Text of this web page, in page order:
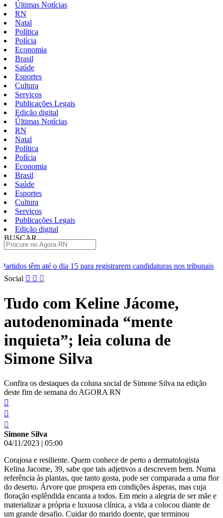
Últimas Notícias
RN
Natal
Política
Polícia
Economia
Brasil
Saúde
Esportes
Cultura
Serviços
Publicações Legais
Edição digital
Últimas Notícias
RN
Natal
Política
Polícia
Economia
Brasil
Saúde
Esportes
Cultura
Serviços
Publicações Legais
Edição digital
BUSCAR
para registrarem candidaturas nos tribunais
Senai RN abre 2
Pular
conteúdo
Social
Tudo com Keline Jácome,
autodenominada “mente
inquieta”; leia coluna de
Simone Silva
Confira os destaques da coluna social de Simone Silva na edição
deste fim de semana do AGORA RN
Simone Silva
04/11/2023 | 05:00
Corajosa e resiliente. Quem conhece de perto a dermatologista
Kelina Jacome, 39, sabe que tais adjetivos a descrevem bem. Numa
referência às plantas, que tanto gosta, pode ser comparada a uma flor
do deserto. Árvore que prospera em condições ásperas, mas cuja
floração esplêndida encanta a todos. Em meio a alegria de ser mãe e
materializar a própria e luxuosa clínica, a vida a colocou diante de
um grande desafio. Cuidar do marido doente, que terminou